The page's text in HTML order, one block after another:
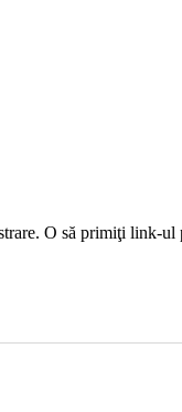
O să primiţi link-ul